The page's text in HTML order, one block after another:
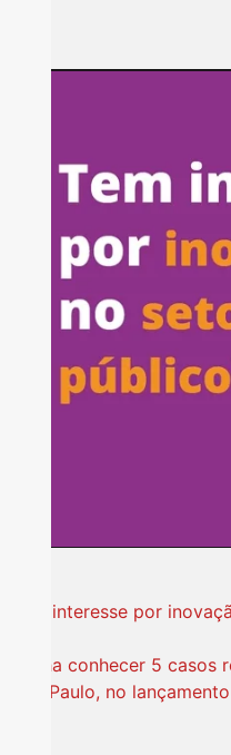
Tem interesse por
Venha conhecer 5
São Paulo, no